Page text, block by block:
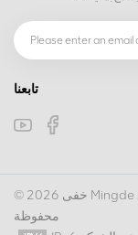
تابعنا
© 2026 خفى Mingde الكهروضوئية التكنولوجيا المحدودة كل الحقوق
محفوظة